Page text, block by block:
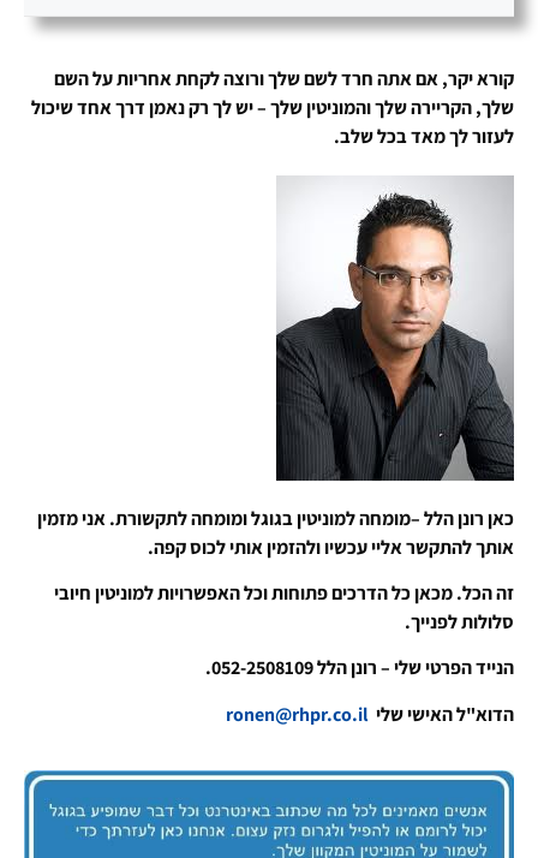
קורא יקר, אם אתה חרד לשם שלך ורוצה לקחת אחריות על השם
שלך, הקריירה שלך והמוניטין שלך – יש לך רק נאמן דרך אחד שיכול
לעזור לך מאד בכל שלב.
כאן רונן הלל –מומחה למוניטין בגוגל ומומחה לתקשורת. אני מזמין
אותך להתקשר אליי עכשיו ולהזמין אותי לכוס קפה.
זה הכל. מכאן כל הדרכים פתוחות וכל האפשרויות למוניטין חיובי
סלולות לפנייך.
הנייד הפרטי שלי – רונן הלל 052-2508109.
הדוא"ל האישי שלי